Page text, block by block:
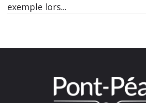
exemple lors...